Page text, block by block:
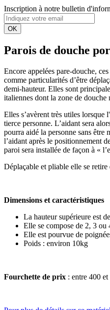
Inscription à notre bulletin
OK
Parois de douche
Encore appelées pare-douche,
comme particularités d’être
demi-hauteur. Elles sont
italiennes dont la zone de douche
Elles s’avèrent très utiles lorsque
tierce personne. L’aidant sera
pourra aidé la personne sans être
l’aidant après le positionnement
paroi sera installée de façon à «
Déplaçable et pliable elle se retire
Dimensions et caractéristiques
La hauteur supérieure est
Elle se compose de 2, 3 ou
Elle est pourvue de
Poids : environ 10kg
Fourchette de prix : entre 400